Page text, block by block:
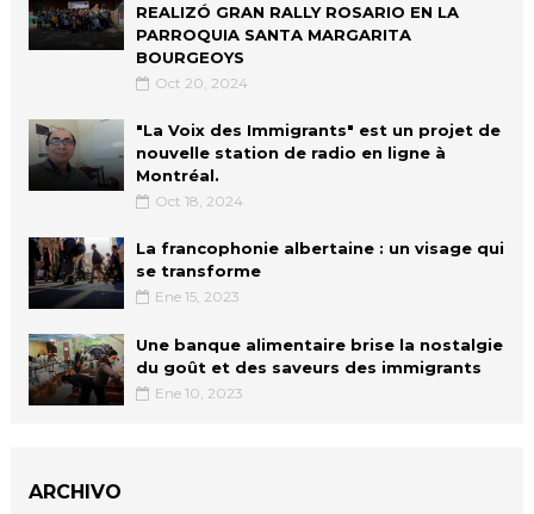
REALIZÓ GRAN RALLY ROSARIO EN LA
PARROQUIA SANTA MARGARITA
BOURGEOYS
Oct 20, 2024
"La Voix des Immigrants" est un projet de
nouvelle station de radio en ligne à
Montréal.
Oct 18, 2024
La francophonie albertaine : un visage qui
se transforme
Ene 15, 2023
Une banque alimentaire brise la nostalgie
du goût et des saveurs des immigrants
Ene 10, 2023
ARCHIVO